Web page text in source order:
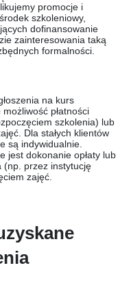
promocje i
szkoleniowy,
dofinansowanie
zainteresowania taką
formalności.
na kurs
płatności
szkolenia) lub
Dla stałych klientów
są indywidualnie.
jest dokonanie opłaty lub
(np. przez instytucję
zajęć.